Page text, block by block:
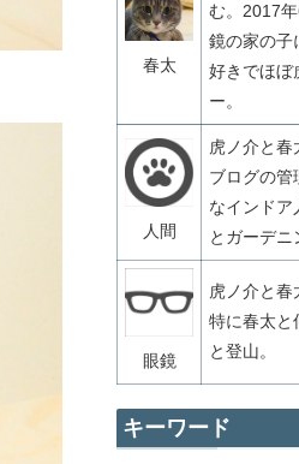
春太
む。2017
鏡の家の子
好きでほぼ
ー。
人間
虎ノ介と春
ブログの管
なインド
とガーデニ
眼鏡
虎ノ介と春
特に春太
と登山。
キーワード